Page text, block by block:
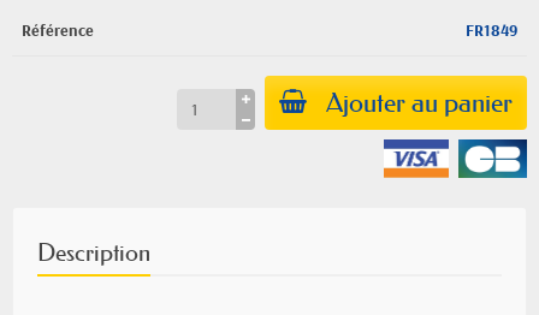
Référence FR1849
Ajouter au panier
Description